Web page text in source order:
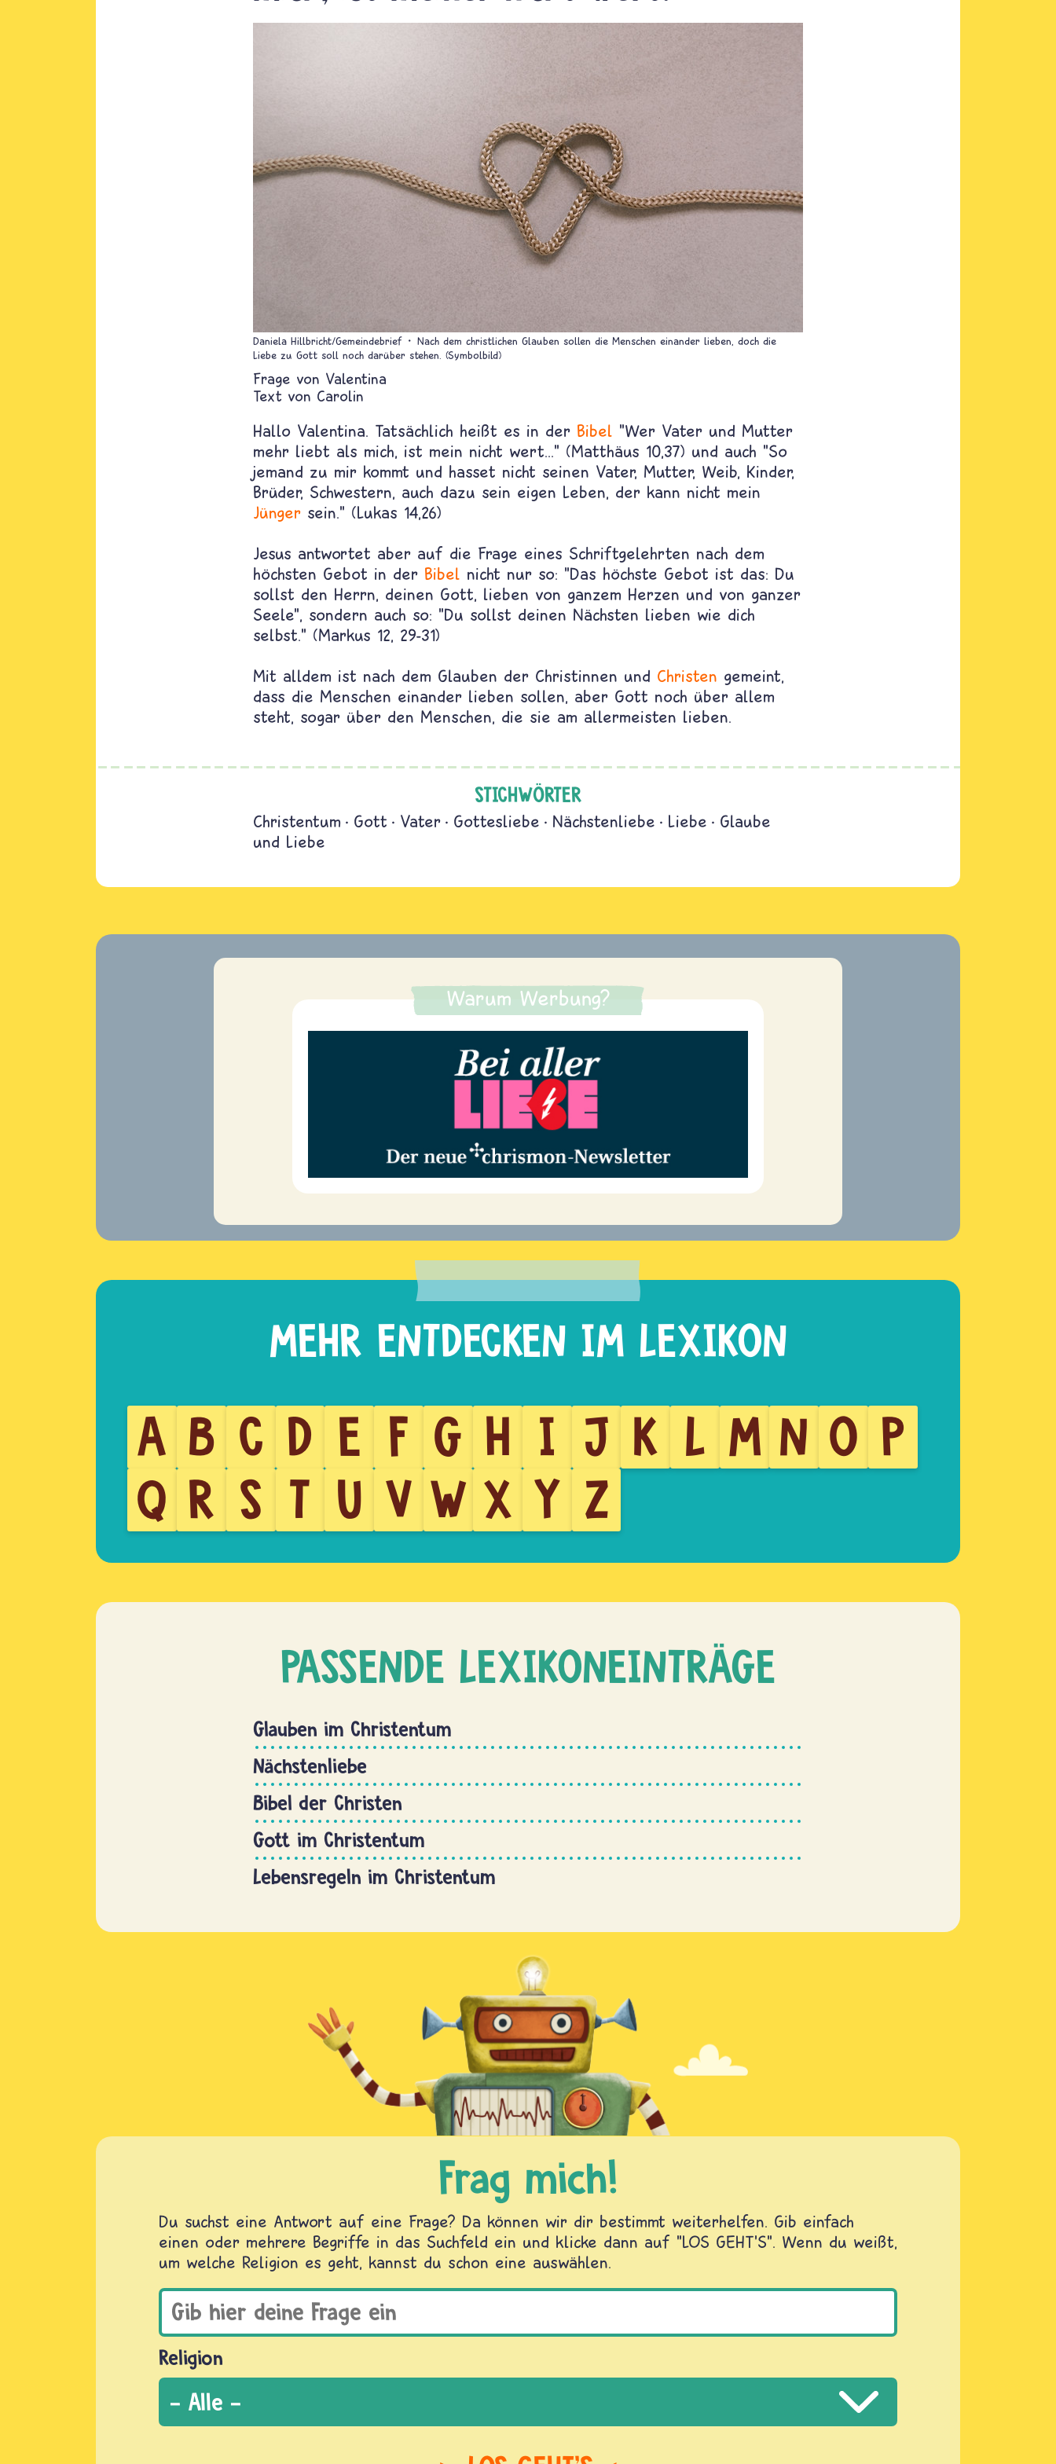
Daniela Hillbricht/Gemeindebrief
Nach dem christlichen Glauben sollen die Menschen einander lieben, doch die
Liebe zu Gott soll noch darüber stehen. (Symbolbild)
Valentina
Text von Carolin
Hallo Valentina. Tatsächlich heißt es in der Bibel "Wer Vater und Mutter
mehr liebt als mich, ist mein nicht wert..." (Matthäus 10,37) und auch "So
jemand zu mir kommt und hasset nicht seinen Vater, Mutter, Weib, Kinder,
Brüder, Schwestern, auch dazu sein eigen Leben, der kann nicht mein
Jünger sein." (Lukas 14,26)
Jesus antwortet aber auf die Frage eines Schriftgelehrten nach dem
höchsten Gebot in der Bibel nicht nur so: "Das höchste Gebot ist das: Du
sollst den Herrn, deinen Gott, lieben von ganzem Herzen und von ganzer
Seele", sondern auch so: "Du sollst deinen Nächsten lieben wie dich
selbst." (Markus 12, 29-31)
Mit alldem ist nach dem Glauben der Christinnen und Christen gemeint,
dass die Menschen einander lieben sollen, aber Gott noch über allem
steht, sogar über den Menschen, die sie am allermeisten lieben.
STICHWÖRTER
Christentum Gott Vater Gottesliebe Nächstenliebe Liebe
Glaube
und Liebe
Warum Werbung?
A B C D E F G H I J K L M N O P
Q R S T U V W X Y Z
PASSENDE LEXIKONEINTRÄGE
Glauben im Christentum
Nächstenliebe
Bibel der Christen
Gott im Christentum
Lebensregeln im Christentum
Frag mich!
Du suchst eine Antwort auf eine Frage? Da können wir dir bestimmt weiterhelfen. Gib einfach
einen oder mehrere Begriffe in das Suchfeld ein und klicke dann auf "LOS GEHT'S". Wenn du weißt,
um welche Religion es geht, kannst du schon eine auswählen.
Religion